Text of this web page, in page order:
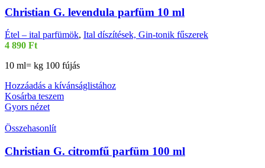
Christian G. levendula parfüm 10 ml
Étel – ital parfümök, Ital díszítések, Gin-tonik fűszerek
4 890 Ft
10 ml= kg 100 fújás
Hozzáadás a kívánságlistához
Kosárba teszem
Gyors nézet
Összehasonlít
Christian G. citromfű parfüm 100 ml